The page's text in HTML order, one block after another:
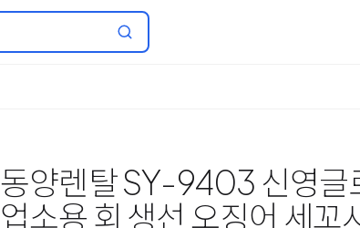
동양렌탈 SY-9403 신영글
업소용 회 생선 오징어 세꼬